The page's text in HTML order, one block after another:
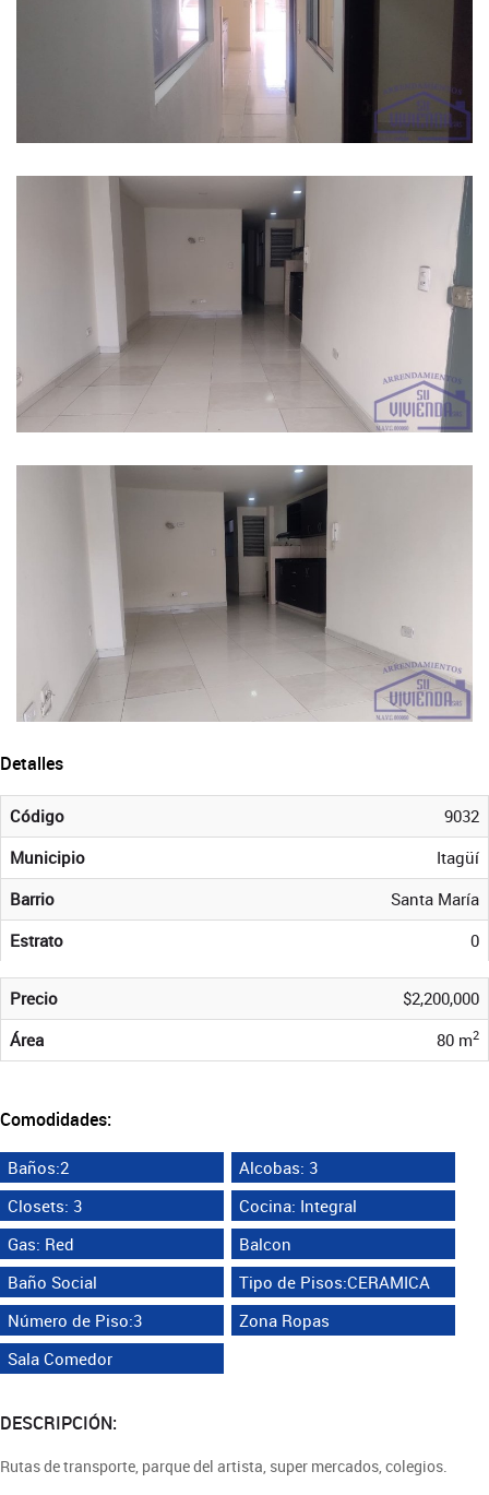
Detalles
Código
9032
Municipio
Itagüí
Barrio
Santa María
Estrato
0
Precio
$2,200,000
Área
80 m2
Comodidades:
Baños:2
Alcobas: 3
Closets: 3
Cocina: Integral
Gas: Red
Balcon
Baño Social
Tipo de Pisos:CERAMICA
Número de Piso:3
Zona Ropas
Sala Comedor
DESCRIPCIÓN:
Rutas de transporte, parque del artista, super mercados, colegios.